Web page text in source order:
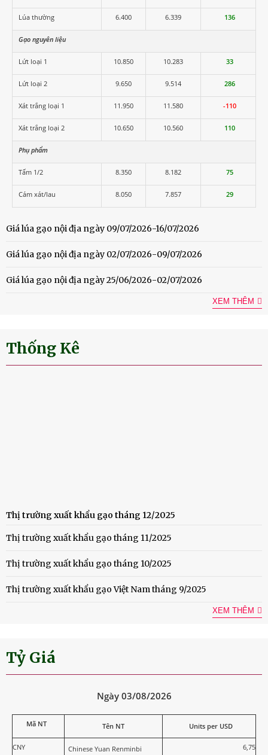
Lúa thường 6.400 6.339 136
Gạo nguyên liệu
Lứt loại 1 10.850 10.283 33
Lứt loại 2 9.650 9.514 286
Xát trắng loại 1 11.950 11.580 -110
Xát trắng loại 2 10.650 10.560 110
Phụ phẩm
Tấm 1/2 8.350 8.182 75
Cám xát/lau 8.050 7.857 29
Giá lúa gạo nội địa ngày 09/07/2026-16/07/2026
Giá lúa gạo nội địa ngày 02/07/2026-09/07/2026
Giá lúa gạo nội địa ngày 25/06/2026-02/07/2026
XEM THÊM
Thống Kê
Thị trường xuất khẩu gạo tháng 12/2025
Thị trường xuất khẩu gạo tháng 11/2025
Thị trường xuất khẩu gạo tháng 10/2025
Thị trường xuất khẩu gạo Việt Nam tháng 9/2025
XEM THÊM
Tỷ Giá
Ngày 03/08/2026
Mã NT Tên NT Units per USD
CNY Chinese Yuan Renminbi 6,75